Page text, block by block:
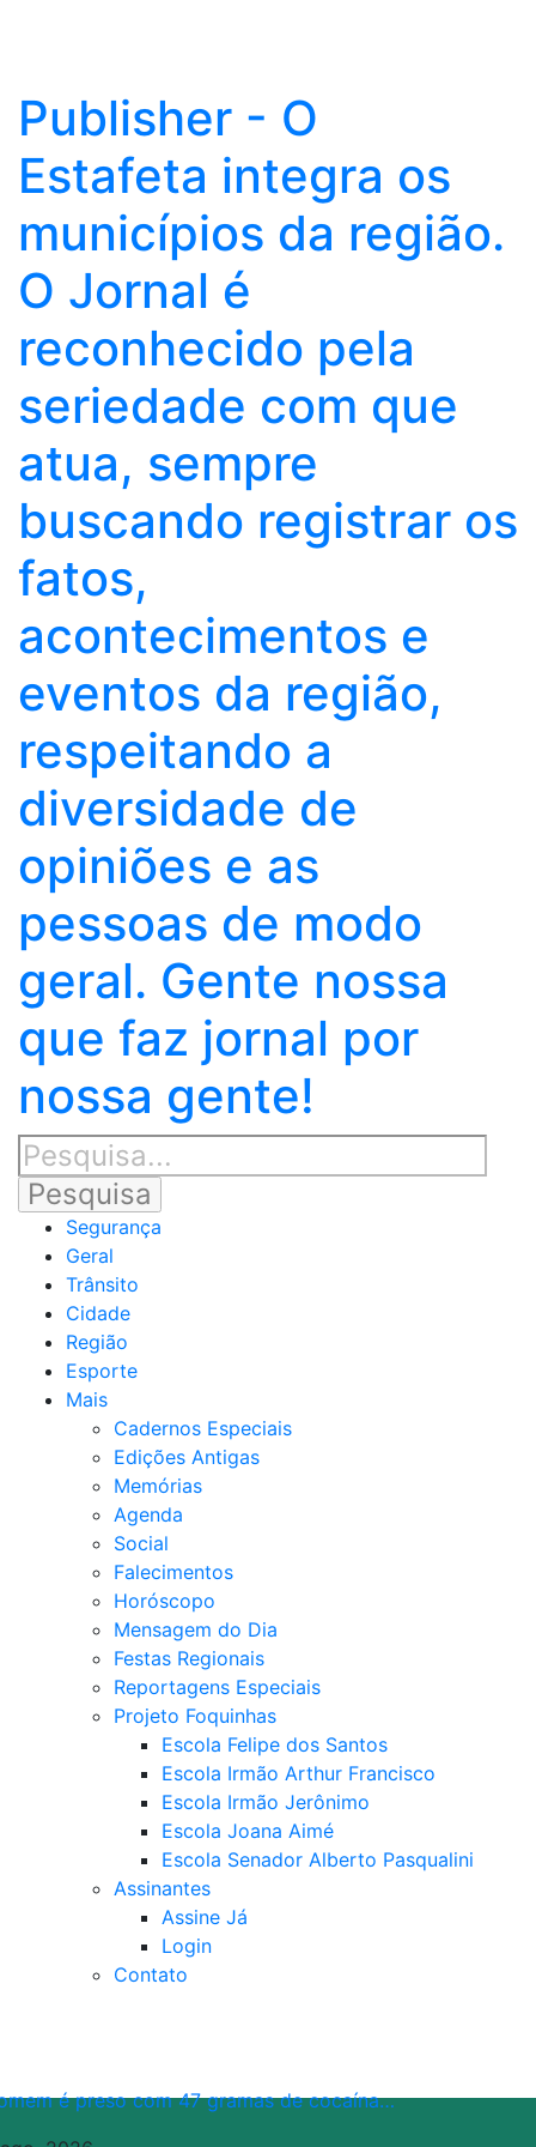
Publisher - O
Estafeta integra os
municípios da região.
O Jornal é
reconhecido pela
seriedade com que
atua, sempre
buscando registrar os
fatos,
acontecimentos e
eventos da região,
respeitando a
diversidade de
opiniões e as
pessoas de modo
geral. Gente nossa
que faz jornal por
nossa gente!
Segurança
Geral
Trânsito
Cidade
Região
Esporte
Mais
Cadernos Especiais
Edições Antigas
Memórias
Agenda
Social
Falecimentos
Horóscopo
Mensagem do Dia
Festas Regionais
Reportagens Especiais
Projeto Foquinhas
Escola Felipe dos Santos
Escola Irmão Arthur Francisco
Escola Irmão Jerônimo
Escola Joana Aimé
Escola Senador Alberto Pasqualini
Assinantes
Assine Já
Login
Contato
é preso com 47 gramas de cocaína…